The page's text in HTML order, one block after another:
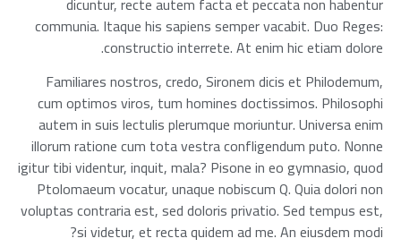
communia. Itaque his sapiens semper vacabit. Duo Reges:
constructio interrete. At enim hic etiam dolore.
Familiares nostros, credo, Sironem dicis et Philodemum,
cum optimos viros, tum homines doctissimos. Philosophi
autem in suis lectulis plerumque moriuntur. Universa enim
illorum ratione cum tota vestra confligendum puto. Nonne
igitur tibi videntur, inquit, mala? Pisone in eo gymnasio, quod
Ptolomaeum vocatur, unaque nobiscum Q. Quia dolori non
voluptas contraria est, sed doloris privatio. Sed tempus est,
si videtur, et recta quidem ad me. An eiusdem modi?